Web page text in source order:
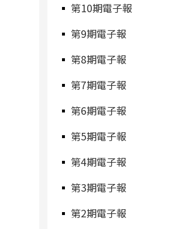
第10期電子報
第9期電子報
第8期電子報
第7期電子報
第6期電子報
第5期電子報
第4期電子報
第3期電子報
第2期電子報